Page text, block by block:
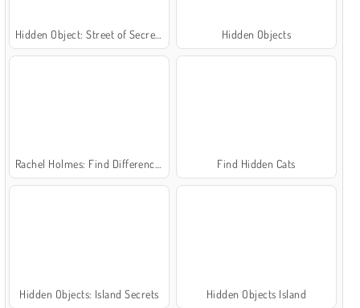
Hidden Objects
Find Hidden Cats
Hidden Objects: Island Secrets Hidden Objects Island